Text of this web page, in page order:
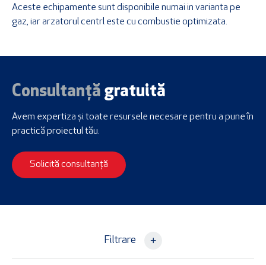
Aceste echipamente sunt disponibile numai in varianta pe
gaz, iar arzatorul centrl este cu combustie optimizata.
Consultanță gratuită
Avem expertiza și toate resursele necesare pentru a pune în
practică proiectul tău.
Solicită consultanță
Filtrare +